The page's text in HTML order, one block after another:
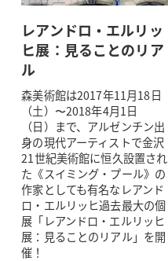
レアンドロ・エルリッ
ヒ展：見ることのリア
ル
森美術館は2017年11月18日
（土）〜2018年4月1日
（日）まで、アルゼンチン出
身の現代アーティストで金沢
21世紀美術館に恒久設置され
た《スイミング・プール》の
作家としても有名なレアンド
ロ・エルリッヒ過去最大の個
展「レアンドロ・エルリッヒ
展：見ることのリアル」を開
催！